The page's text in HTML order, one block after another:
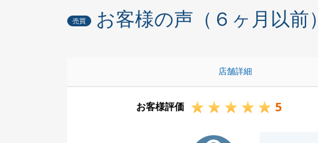
売買 お客様の声（６ヶ月以前）
店舗詳細
お客様評価 5